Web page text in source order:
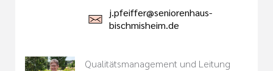
j.pfeiffer@seniorenhaus-
bischmisheim.de
Qualitätsmanagement und Leitung